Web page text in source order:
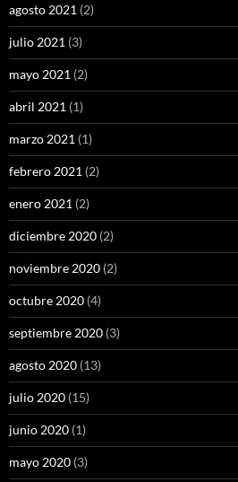
agosto 2021 (2)
julio 2021 (3)
mayo 2021 (2)
abril 2021 (1)
marzo 2021 (1)
febrero 2021 (2)
enero 2021 (2)
diciembre 2020 (2)
noviembre 2020 (2)
octubre 2020 (4)
septiembre 2020 (3)
agosto 2020 (13)
julio 2020 (15)
junio 2020 (1)
mayo 2020 (3)